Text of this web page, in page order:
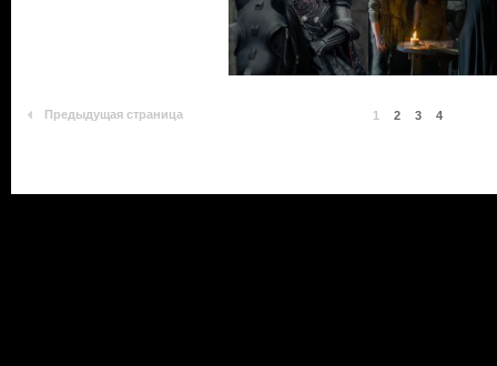
Предыдущая страница 1 2 3 4